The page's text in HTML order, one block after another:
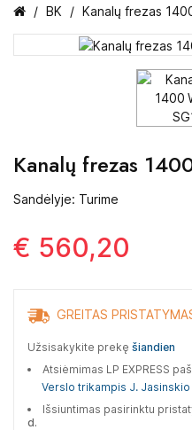
BK Kanalų frezas
Kanalų frezas
Sandėlyje: Turime
€ 560,20
GREITAS
Užsisakykite prekę šiandien
Atsiėmimas LP EXPRESS
Verslo trikampis J. Jasinskio
Išsiuntimas pasirinktu
d.